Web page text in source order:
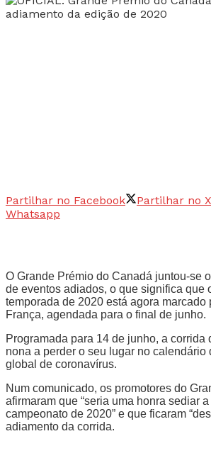
Partilhar no Facebook Partilhar no X
Whatsapp
O Grande Prémio do Canadá juntou-se
de eventos adiados, o que significa que
temporada de 2020 está agora marcado
França, agendada para o final de junho.
Programada para 14 de junho, a corrida
nona a perder o seu lugar no calendário
global de coronavírus.
Num comunicado, os promotores do
afirmaram que “seria uma honra sediar
campeonato de 2020” e que ficaram
adiamento da corrida.